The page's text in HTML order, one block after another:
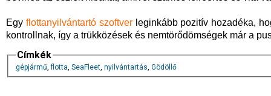
Egy flottanyilvántartó szoftver leginkább pozitív hozadéka,
kontrollnak, így a trükközések és nemtörődömségek már a
Címkék
gépjármű,flotta, SeaFleet, nyilvántartás, Gödöllő